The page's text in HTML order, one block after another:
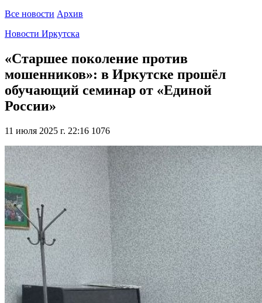
Все новости Архив
Новости Иркутска
«Старшее поколение против
мошенников»: в Иркутске прошёл
обучающий семинар от «Единой
России»
11 июля 2025 г. 22:16 1076